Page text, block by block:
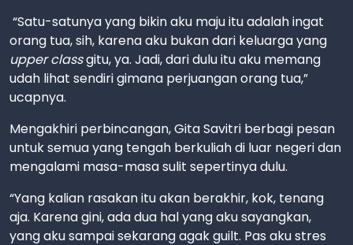
“Satu-satunya yang bikin aku maju itu adalah ingat
orang tua, sih, karena aku bukan dari keluarga yang
upper classgitu, ya. Jadi, dari dulu itu aku memang
udah lihat sendiri gimana perjuangan orang tua,”
ucapnya.
Mengakhiri perbincangan, Gita Savitri berbagi pesan
untuk semua yang tengah berkuliah di luar negeri dan
mengalami masa-masa sulit sepertinya dulu.
“Yang kalian rasakan itu akan berakhir, kok, tenang
aja. Karena gini, ada dua hal yang aku sayangkan,
yang aku sampai sekarang agak guilt. Pas aku stres